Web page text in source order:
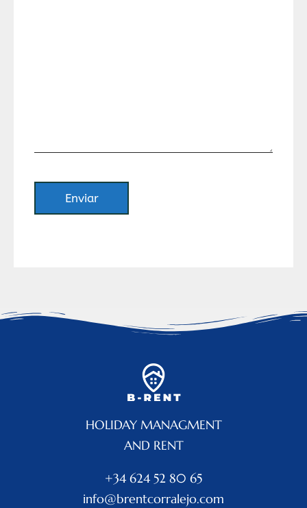
HOLIDAY MANAGMENT
AND RENT
+34 624 52 80 65
info@brentcorralejo.com